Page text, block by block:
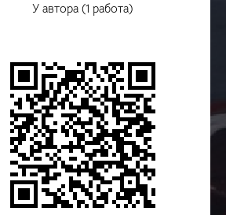
У автора (1 работа)